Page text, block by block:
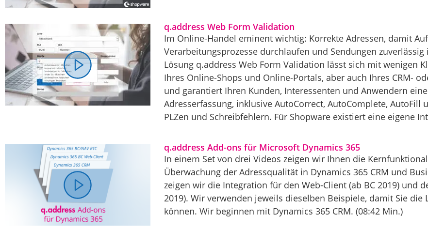
q.address Web Form Validation
Im Online-Handel eminent wichtig: Korrekte Adressen, damit
Verarbeitungsprozesse durchlaufen und Sendungen
Lösung q.address Web Form Validation lässt sich mit wenigen
Ihres Online-Shops und Online-Portals, aber auch Ihres CRM-
und garantiert Ihren Kunden, Interessenten und Anwendern
Adresserfassung, inklusive AutoCorrect, AutoComplete, AutoFill
PLZen und Schreibfehlern. Für Shopware existiert eine eigene
q.address Add-ons für Microsoft Dynamics 365
In einem Set von drei Videos zeigen wir Ihnen die
Überwachung der Adressqualität in Dynamics 365 CRM und
zeigen wir die Integration für den Web-Client (ab BC 2019) und
2019). Wir verwenden jeweils dieselben Beispiele, damit Sie die
können. Wir beginnen mit Dynamics 365 CRM. (08:42 Min.)